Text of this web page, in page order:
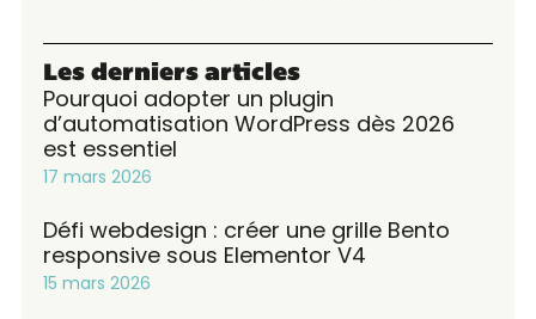
Les derniers articles
Pourquoi adopter un plugin
d’automatisation WordPress dès 2026
est essentiel
17 mars 2026
Défi webdesign : créer une grille Bento
responsive sous Elementor V4
15 mars 2026